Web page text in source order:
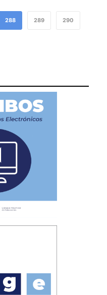
288 289 290